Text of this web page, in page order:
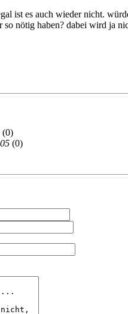
ist es auch wieder nicht.
nötig haben? dabei wird ja
(0)
(0)